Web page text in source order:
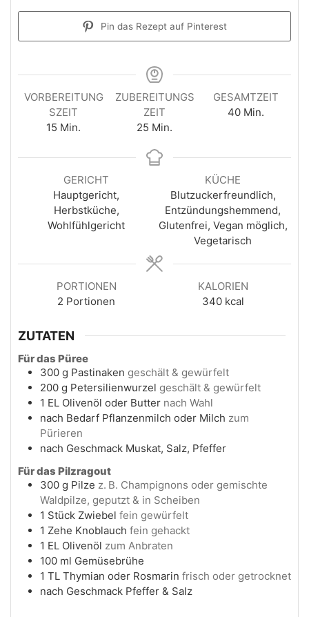
Pin das Rezept auf Pinterest
VORBEREITUNG
SZEIT
15 Min.
ZUBEREITUNGS
ZEIT
25 Min.
GESAMTZEIT
40 Min.
GERICHT
Hauptgericht,
Herbstküche,
Wohlfühlgericht
KÜCHE
Blutzuckerfreundlich,
Entzündungshemmend,
Glutenfrei, Vegan möglich,
Vegetarisch
PORTIONEN
2 Portionen
KALORIEN
340 kcal
ZUTATEN
Für das Püree
300 g Pastinaken geschält & gewürfelt
200 g Petersilienwurzel geschält & gewürfelt
1 EL Olivenöl oder Butter nach Wahl
nach Bedarf Pflanzenmilch oder Milch zum
Pürieren
nach Geschmack Muskat, Salz, Pfeffer
Für das Pilzragout
300 g Pilze z. B. Champignons oder gemischte
Waldpilze, geputzt & in Scheiben
1 Stück Zwiebel fein gewürfelt
1 Zehe Knoblauch fein gehackt
1 EL Olivenöl zum Anbraten
100 ml Gemüsebrühe
1 TL Thymian oder Rosmarin frisch oder getrocknet
nach Geschmack Pfeffer & Salz